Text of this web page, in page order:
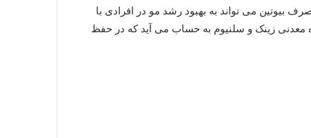
می تواند به بهبود رشد مو در افرادی با
معدنی زینک و سلنیوم به حساب می آید که در حفظ